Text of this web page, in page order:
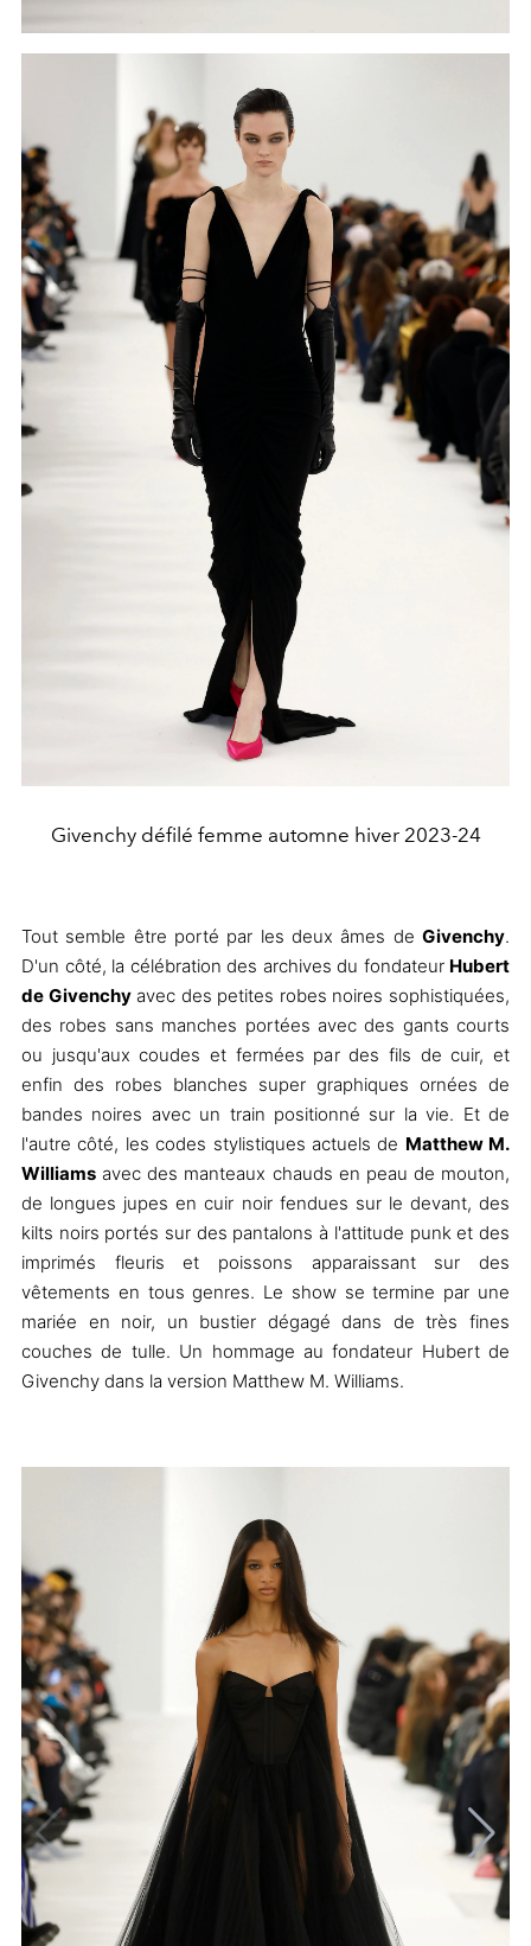
Givenchy défilé femme automne hiver 2023-24
Tout semble être porté par les deux âmes de Givenchy.
D'un côté, la célébration des archives du fondateur Hubert
de Givenchyavec des petites robes noires sophistiquées,
des robes sans manches portées avec des gants courts
ou jusqu'aux coudes et fermées par des fils de cuir, et
enfin des robes blanches super graphiques ornées de
bandes noires avec un train positionné sur la vie. Et de
l'autre côté, les codes stylistiques actuels de Matthew M.
Williams avec des manteaux chauds en peau de mouton,
de longues jupes en cuir noir fendues sur le devant, des
kilts noirs portés sur des pantalons à l'attitude punk et des
imprimés fleuris et poissons apparaissant sur des
vêtements en tous genres. Le show se termine par une
mariée en noir, un bustier dégagé dans de très fines
couches de tulle. Un hommage au fondateur Hubert de
Givenchy dans la version Matthew M. Williams.